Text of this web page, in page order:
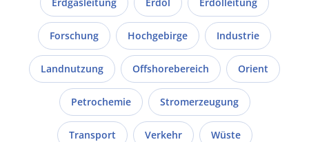
Forschung Hochgebirge Industrie
Landnutzung Offshorebereich Orient
Petrochemie Stromerzeugung
Transport Verkehr Wüste